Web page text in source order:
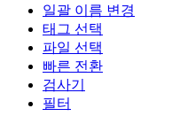
일괄 이름 변경
태그 선택
파일 선택
빠른 전환
검사기
필터